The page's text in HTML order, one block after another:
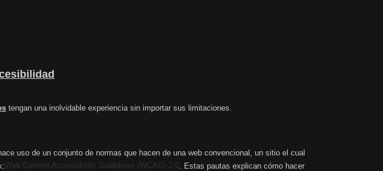
tengan una inolvidable experiencia sin importar sus limitaciones.
uso de un conjunto de normas que hacen de una web convencional, un sitio el cual
Web Content Accessibility Guidelines (WCAG) 2.0 . Estas pautas explican cómo hacer